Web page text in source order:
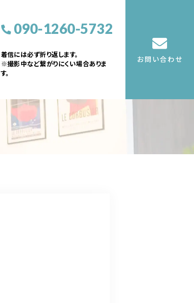
090-1260-5732
着信には必ず折り返します。
※撮影中など繋がりにくい場合ありま
す。
お問い合わせ